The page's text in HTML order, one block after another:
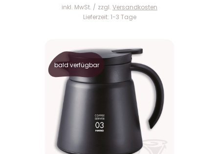
inkl. MwSt. zzgl. Versandkosten
Lieferzeit: 1-3 Tage
bald verfügbar